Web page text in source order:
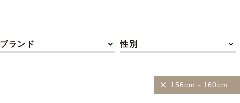
ブランド 性別
156cm～160cm